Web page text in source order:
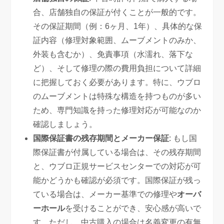
合、店舗独自の保証が付くことが一般的です。
その保証期間（例：6ヶ月、1年）、具体的な保
証内容（修理対象範囲、ムーブメントのみか、
外装も含むか）、免責事項（水濡れ、落下な
ど）、そして修理の際の費用負担について詳細
に把握しておく必要があります。特に、ウブロ
のムーブメントは特殊な構造を持つものが多い
ため、専門知識を持った修理対応が可能なのか
確認しましょう。
国際保証書の残存期間とメーカー保証: もし国
際保証書が付属している場合は、その残存期間
と、ウブロ正規サービスセンターでの対応が可
能かどうかも確認が必須です。国際保証が残っ
ている場合は、メーカー基準での修理やオーバ
ーホールを受けることができ、安心感が高いで
す。ただし、中古購入の場合は名義変更の有無